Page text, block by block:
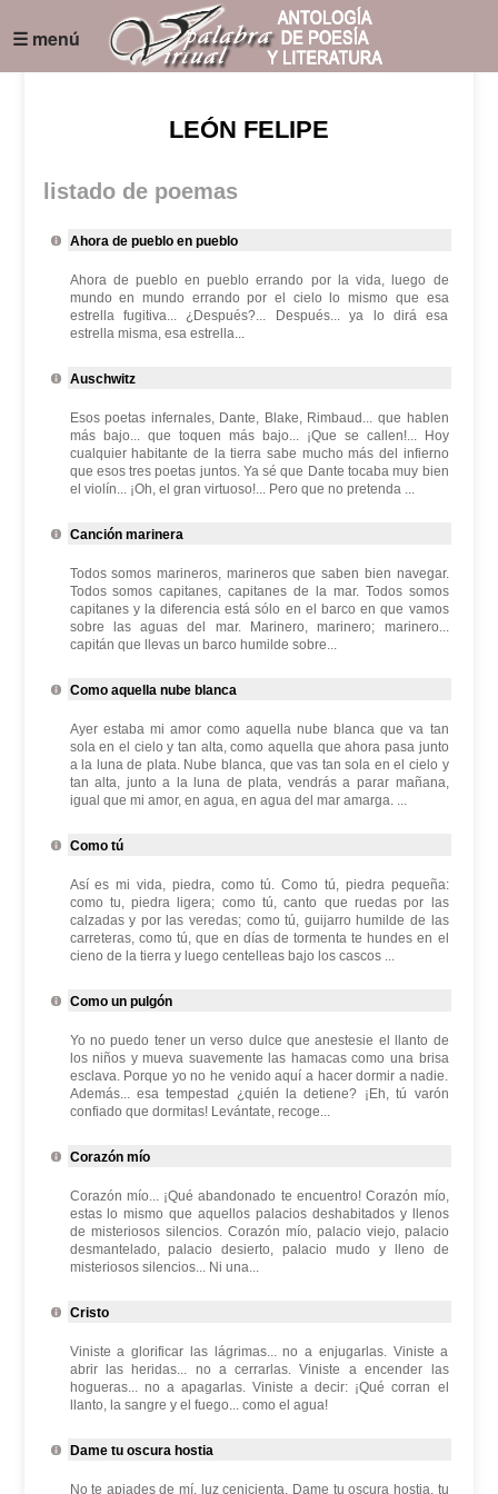
☰ menú
LEÓN FELIPE
listado de poemas
Ahora de pueblo en pueblo
Ahora de pueblo en pueblo errando por la vida, luego de
mundo en mundo errando por el cielo lo mismo que esa
estrella fugitiva... ¿Después?... Después... ya lo dirá esa
estrella misma, esa estrella...
Auschwitz
Esos poetas infernales, Dante, Blake, Rimbaud... que hablen
más bajo... que toquen más bajo... ¡Que se callen!... Hoy
cualquier habitante de la tierra sabe mucho más del infierno
que esos tres poetas juntos. Ya sé que Dante tocaba muy bien
el violín... ¡Oh, el gran virtuoso!... Pero que no pretenda ...
Canción marinera
Todos somos marineros, marineros que saben bien navegar.
Todos somos capitanes, capitanes de la mar. Todos somos
capitanes y la diferencia está sólo en el barco en que vamos
sobre las aguas del mar. Marinero, marinero; marinero...
capitán que llevas un barco humilde sobre...
Como aquella nube blanca
Ayer estaba mi amor como aquella nube blanca que va tan
sola en el cielo y tan alta, como aquella que ahora pasa junto
a la luna de plata. Nube blanca, que vas tan sola en el cielo y
tan alta, junto a la luna de plata, vendrás a parar mañana,
igual que mi amor, en agua, en agua del mar amarga. ...
Como tú
Así es mi vida, piedra, como tú. Como tú, piedra pequeña:
como tu, piedra ligera; como tú, canto que ruedas por las
calzadas y por las veredas; como tú, guijarro humilde de las
carreteras, como tú, que en días de tormenta te hundes en el
cieno de la tierra y luego centelleas bajo los cascos ...
Como un pulgón
Yo no puedo tener un verso dulce que anestesie el llanto de
los niños y mueva suavemente las hamacas como una brisa
esclava. Porque yo no he venido aquí a hacer dormir a nadie.
Además... esa tempestad ¿quién la detiene? ¡Eh, tú varón
confiado que dormitas! Levántate, recoge...
Corazón mío
Corazón mío... ¡Qué abandonado te encuentro! Corazón mío,
estas lo mismo que aquellos palacios deshabitados y llenos
de misteriosos silencios. Corazón mío, palacio viejo, palacio
desmantelado, palacio desierto, palacio mudo y lleno de
misteriosos silencios... Ni una...
Cristo
Viniste a glorificar las lágrimas... no a enjugarlas. Viniste a
abrir las heridas... no a cerrarlas. Viniste a encender las
hogueras... no a apagarlas. Viniste a decir: ¡Qué corran el
llanto, la sangre y el fuego... como el agua!
Dame tu oscura hostia
No te apiades de mí, luz cenicienta. Dame tu oscura hostia, tu